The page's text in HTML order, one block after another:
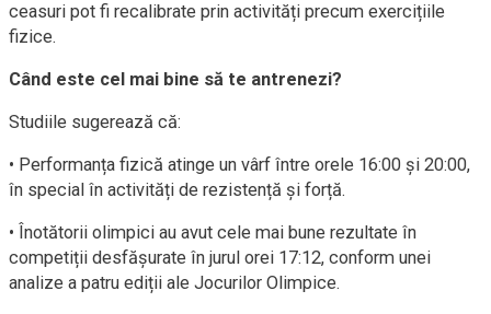
ceasuri pot fi recalibrate prin activități precum exercițiile
fizice.
Când este cel mai bine să te antrenezi?
Studiile sugerează că:
• Performanța fizică atinge un vârf între orele 16:00 și 20:00,
în special în activități de rezistență și forță.
• Înotătorii olimpici au avut cele mai bune rezultate în
competiții desfășurate în jurul orei 17:12, conform unei
analize a patru ediții ale Jocurilor Olimpice.